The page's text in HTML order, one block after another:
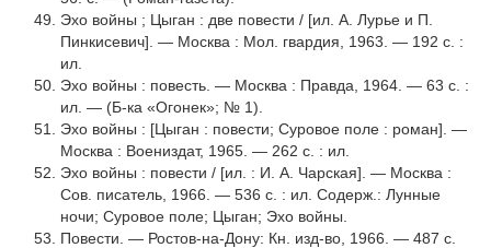
Эхо войны ; Цыган : две повести / [ил. А. Лурье и П.
Пинкисевич]. — Москва : Мол. гвар­дия, 1963. — 192 с. :
ил.
Эхо войны : повесть. — Москва : Правда, 1964. — 63 с. :
ил. — (Б-ка «Огонек»; № 1).
Эхо войны : [Цыган : повести; Суровое поле : роман]. —
Москва : Воениздат, 1965. — 262 с. : ил.
Эхо войны : повести / [ил. : И. А. Чарская]. — Москва :
Сов. писатель, 1966. — 536 с. : ил. Содерж.: Лунные
ночи; Суровое поле; Цыган; Эхо войны.
Повести. — Ростов-на-Дону: Кн. изд-во, 1966. — 487 с.